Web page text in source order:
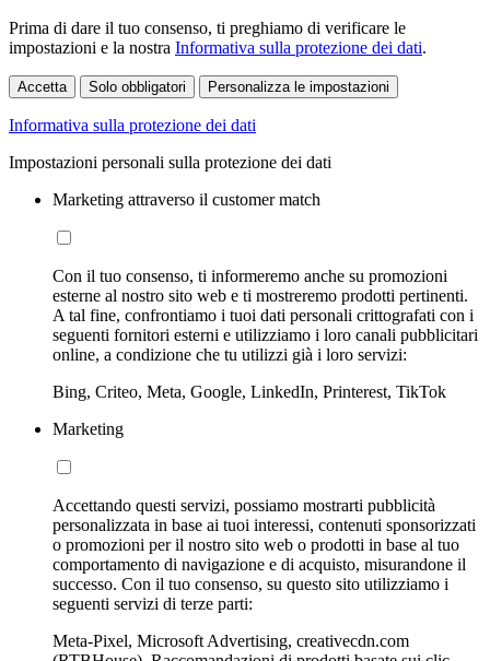
Prima di dare il tuo consenso, ti preghiamo di verificare le
impostazioni e la nostra Informativa sulla protezione dei dati.
Accetta Solo obbligatori Personalizza le impostazioni
Informativa sulla protezione dei dati
Impostazioni personali sulla protezione dei dati
Marketing attraverso il customer match
Con il tuo consenso, ti informeremo anche su promozioni
esterne al nostro sito web e ti mostreremo prodotti pertinenti.
A tal fine, confrontiamo i tuoi dati personali crittografati con i
seguenti fornitori esterni e utilizziamo i loro canali pubblicitari
online, a condizione che tu utilizzi già i loro servizi:
Bing, Criteo, Meta, Google, LinkedIn, Printerest, TikTok
Marketing
Accettando questi servizi, possiamo mostrarti pubblicità
personalizzata in base ai tuoi interessi, contenuti sponsorizzati
o promozioni per il nostro sito web o prodotti in base al tuo
comportamento di navigazione e di acquisto, misurandone il
successo. Con il tuo consenso, su questo sito utilizziamo i
seguenti servizi di terze parti:
Meta-Pixel, Microsoft Advertising, creativecdn.com